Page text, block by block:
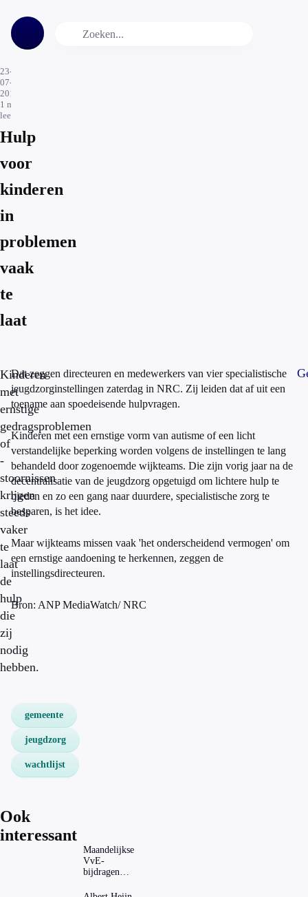
23-
07-
2016
1 min.
leestijd
Hulp
voor
kinderen
in
problemen
vaak
te
laat
Kinderen
met
ernstige
gedragsproblemen
of
-
stoornissen
krijgen
steeds
vaker
te
laat
de
hulp
die
zij
nodig
hebben.
Dat zeggen directeuren en medewerkers van vier specialistische
jeugdzorginstellingen zaterdag in NRC. Zij leiden dat af uit een
toename aan spoedeisende hulpvragen.
Kinderen met een ernstige vorm van autisme of een licht
verstandelijke beperking worden volgens de instellingen te lang
behandeld door zogenoemde wijkteams. Die zijn vorig jaar na de
decentralisatie van de jeugdzorg opgetuigd om lichtere hulp te
bieden en zo een gang naar duurdere, specialistische zorg te
besparen, is het idee.
Maar wijkteams missen vaak 'het onderscheidend vermogen' om
een ernstige aandoening te herkennen, zeggen de
instellingsdirecteuren.
Bron: ANP MediaWatch/ NRC
gemeente
jeugdzorg
wachtlijst
Ook
interessant
Maandelijkse
VvE-
bijdragen
dat invloed